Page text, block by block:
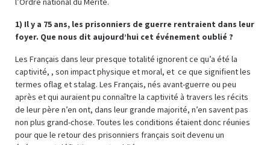
1) Il y a 75 ans, les prisonniers de guerre rentraient dans leur
foyer. Que nous dit aujourd’hui cet événement oublié ?
Les Français dans leur presque totalité ignorent ce qu’a été la
captivité, , son impact physique et moral, et ce que signifient les
termes oflag et stalag. Les Français, nés avant-guerre ou peu
après et qui auraient pu connaître la captivité à travers les récits
de leur père n’en ont, dans leur grande majorité, n’en savent pas
non plus grand-chose. Toutes les conditions étaient donc réunies
pour que le retour des prisonniers français soit devenu un